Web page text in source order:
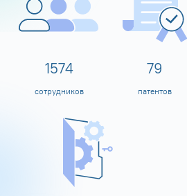
1600
сотрудников
80
патентов